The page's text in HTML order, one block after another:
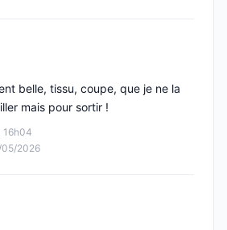
16h04
05/2026
belle, tissu, coupe, que je ne la
mais pour sortir !